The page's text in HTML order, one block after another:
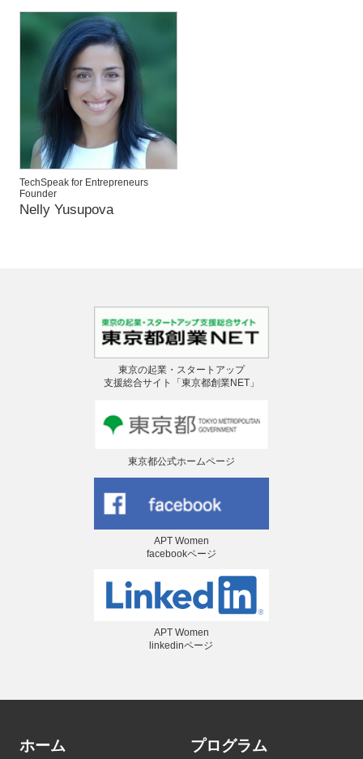
TechSpeak for Entrepreneurs
Founder
Nelly Yusupova
東京の起業・スタートアップ
支援総合サイト「東京都創業NET」
東京都公式ホームページ
APT Women
facebookページ
APT Women
linkedinページ
ホーム プログラム